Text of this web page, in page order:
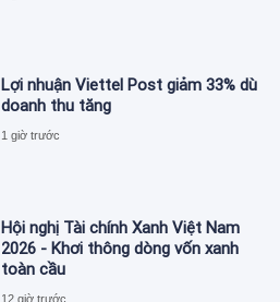
Lợi nhuận Viettel Post giảm 33% dù
doanh thu tăng
1 giờ trước
Hội nghị Tài chính Xanh Việt Nam
2026 - Khơi thông dòng vốn xanh
toàn cầu
12 giờ trước